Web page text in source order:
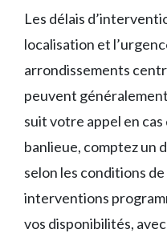
Les délais
localisation et
arrondissements
peuvent
suit votre appel en
banlieue, comptez un
selon les conditions
interventions
vos disponibilités,